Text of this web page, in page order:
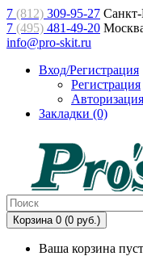
7 (812) 309-95-27 Санкт-
7 (495) 481-49-20
info@pro-skit.ru
Вход/Регистрация
Регистрация
Авторизация
Закладки (0)
Корзина 0 (0 руб.)
Ваша корзина